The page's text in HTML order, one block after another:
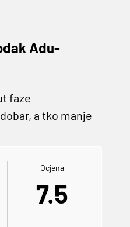
Adu-
faze
a tko manje
Ocjena
7.5